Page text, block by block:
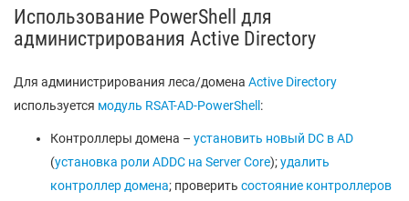
Использование PowerShell для
администрирования Active Directory
Для администрирования леса/домена Active Directory
используется модуль RSAT-AD-PowerShell :
Контроллеры домена – установить новый DC в AD
(установка роли ADDC на Server Core);удалить
контроллер домена; проверить состояние контроллеров